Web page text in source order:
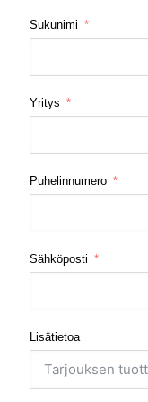
Sukunimi
Yritys
Puhelinnumero
Sähköposti
Lisätietoa